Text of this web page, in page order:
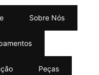
Sobre Nós
Peças